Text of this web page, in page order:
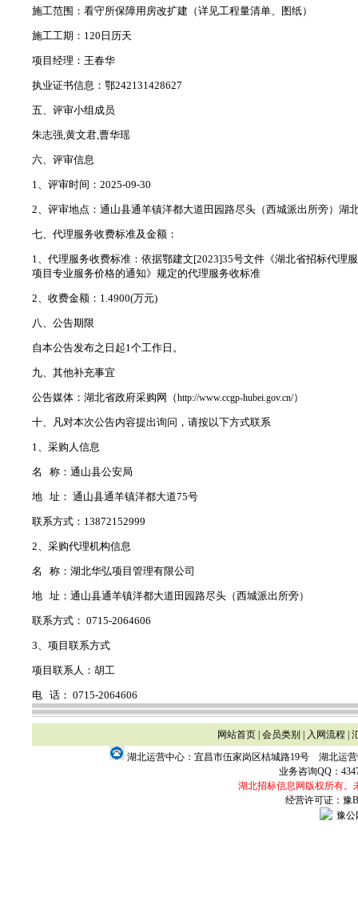
施工范围：看守所保障用房改扩建（详见工程量清单、图纸）
施工工期：120日历天
项目经理：王春华
执业证书信息：鄂242131428627
五、评审小组成员
朱志强,黄文君,曹华瑶
六、评审信息
1、评审时间：2025-09-30
2、评审地点：通山县通羊镇洋都大道田园路尽头（西城派出所旁）湖
七、代理服务收费标准及金额：
1、代理服务收费标准：依据鄂建文[2023]35号文件《湖北省招标代理
项目专业服务价格的通知》规定的代理服务收标准
2、收费金额：1.4900(万元)
八、公告期限
自本公告发布之日起1个工作日。
九、其他补充事宜
公告媒体：湖北省政府采购网（http://www.ccgp-hubei.gov.cn/）
十、凡对本次公告内容提出询问，请按以下方式联系
1、采购人信息
名 称：通山县公安局
地 址： 通山县通羊镇洋都大道75号
联系方式：13872152999
2、采购代理机构信息
名 称：湖北华弘项目管理有限公司
地 址：通山县通羊镇洋都大道田园路尽头（西城派出所旁）
联系方式： 0715-2064606
3、项目联系方式
项目联系人：胡工
电 话： 0715-2064606
网站首页| 会员类别 入网流程
湖北运营中心：宜昌市伍家岗区桔城路19号 湖北运
业务咨询QQ：
湖北招标信息网版权所有。
经营许可证：豫
豫公